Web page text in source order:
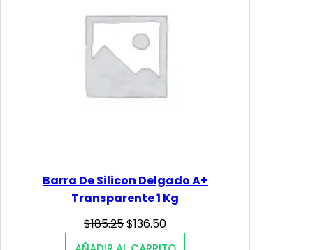
Barra De Silicon Delgado A+
Transparente 1 Kg
$185.25Original
$136.50Current